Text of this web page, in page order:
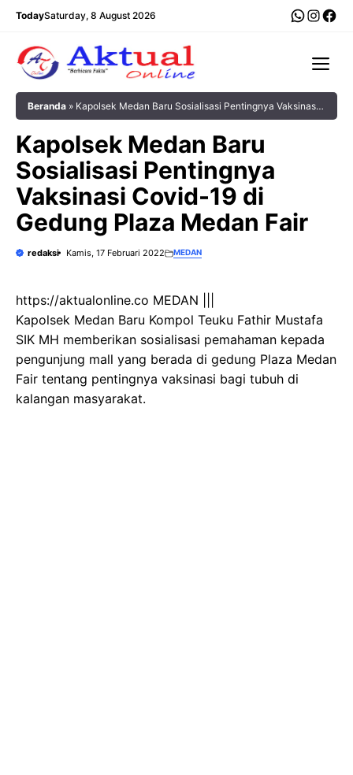
Langsung
TodaySaturday, 8 August 2026
Beranda » Kapolsek Medan Baru Sosialisasi Pentingnya Vaksinasi
Kapolsek Medan Baru
Sosialisasi Pentingnya
Vaksinasi Covid-19 di
Gedung Plaza Medan Fair
redaksi Kamis, 17 Februari 2022 MEDAN
https://aktualonline.co MEDAN |||
Kapolsek Medan Baru Kompol Teuku Fathir Mustafa
SIK MH memberikan sosialisasi pemahaman kepada
pengunjung mall yang berada di gedung Plaza Medan
Fair tentang pentingnya vaksinasi bagi tubuh di
kalangan masyarakat.